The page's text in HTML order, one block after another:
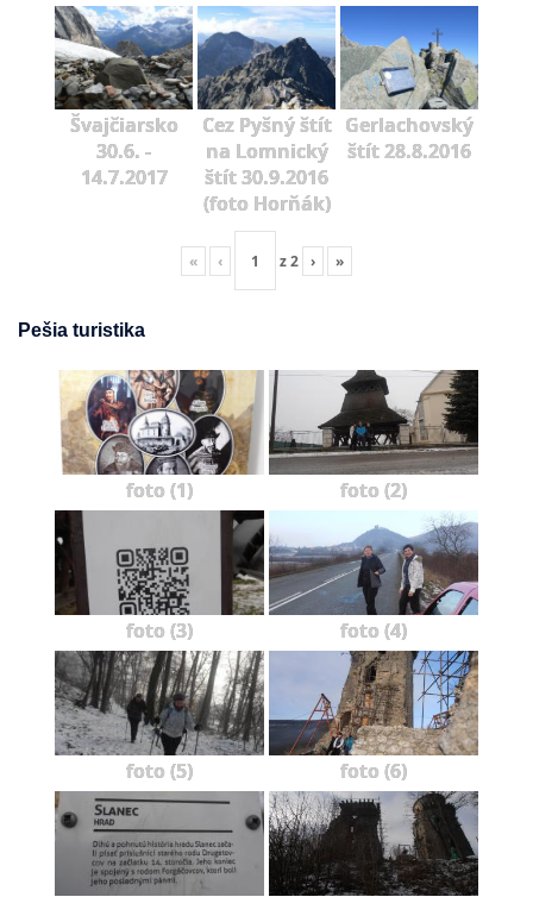
Švajčiarsko
30.6. -
14.7.2017
Cez Pyšný štít
na Lomnický
štít 30.9.2016
(foto Horňák)
Gerlachovský
štít 28.8.2016
« ‹ z2 › »
Pešia turistika
foto (1) foto (2)
foto (3) foto (4)
foto (5) foto (6)